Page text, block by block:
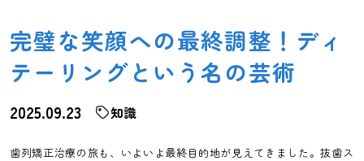
完璧な笑顔への最終調整！ディ
テーリングという名の芸術
2025.09.23 知識
歯列矯正治療の旅も、いよいよ最終目的地が見えてきました。抜歯ス